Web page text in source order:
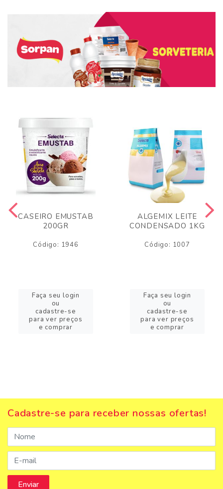
CASEIRO EMUSTAB
200GR
Código: 1946
Faça seu login
ou
cadastre-se
para ver preços
e comprar
ALGEMIX LEITE
CONDENSADO 1KG
Código: 1007
Faça seu login
ou
cadastre-se
para ver preços
e comprar
Cadastre-se para receber nossas ofertas!